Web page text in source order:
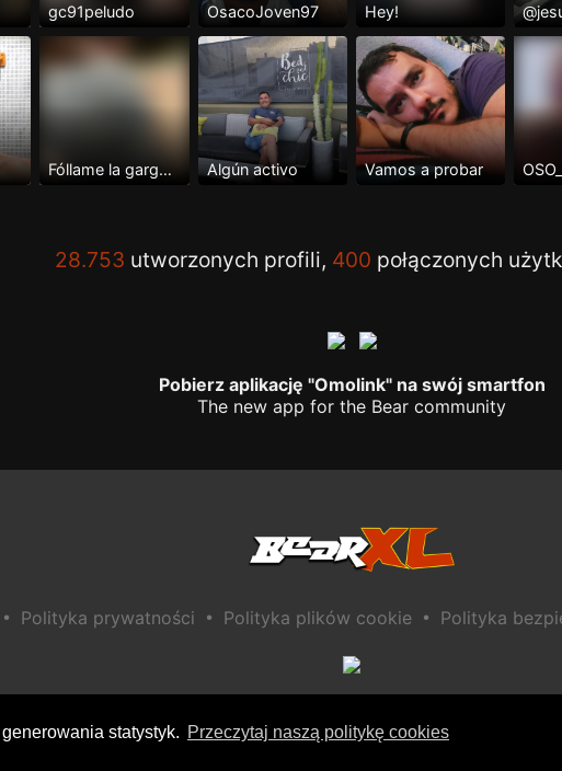
statystyk. Przeczytaj naszą politykę cookies
gc91peludo OsacoJoven97 Hey!
Fóllame la garganta Algún activo Vamos a probar
28.753 utworzonych profili, 400 połączonych
Pobierz aplikację "Omolink" na swój smartfon
The new app for the Bear community
• Polityka prywatności • Polityka plików cookie • Polityka